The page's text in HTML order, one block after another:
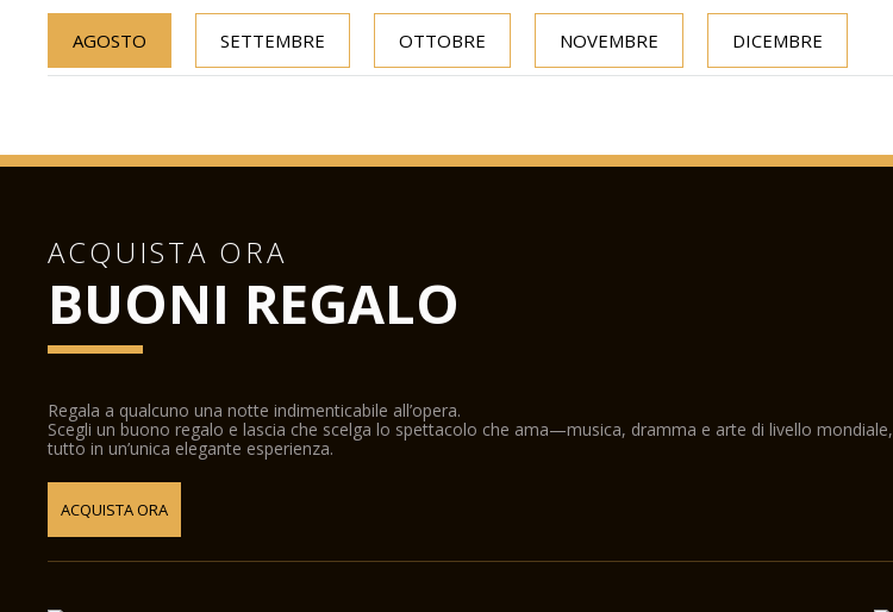
AGOSTO SETTEMBRE OTTOBRE NOVEMBRE DICEMBRE
ACQUISTA ORA
BUONI REGALO
Regala a qualcuno una notte indimenticabile all’opera.
Scegli un buono regalo e lascia che scelga lo spettacolo che ama—musica, dramma e arte di livello mondiale,
tutto in un’unica elegante esperienza.
ACQUISTA ORA